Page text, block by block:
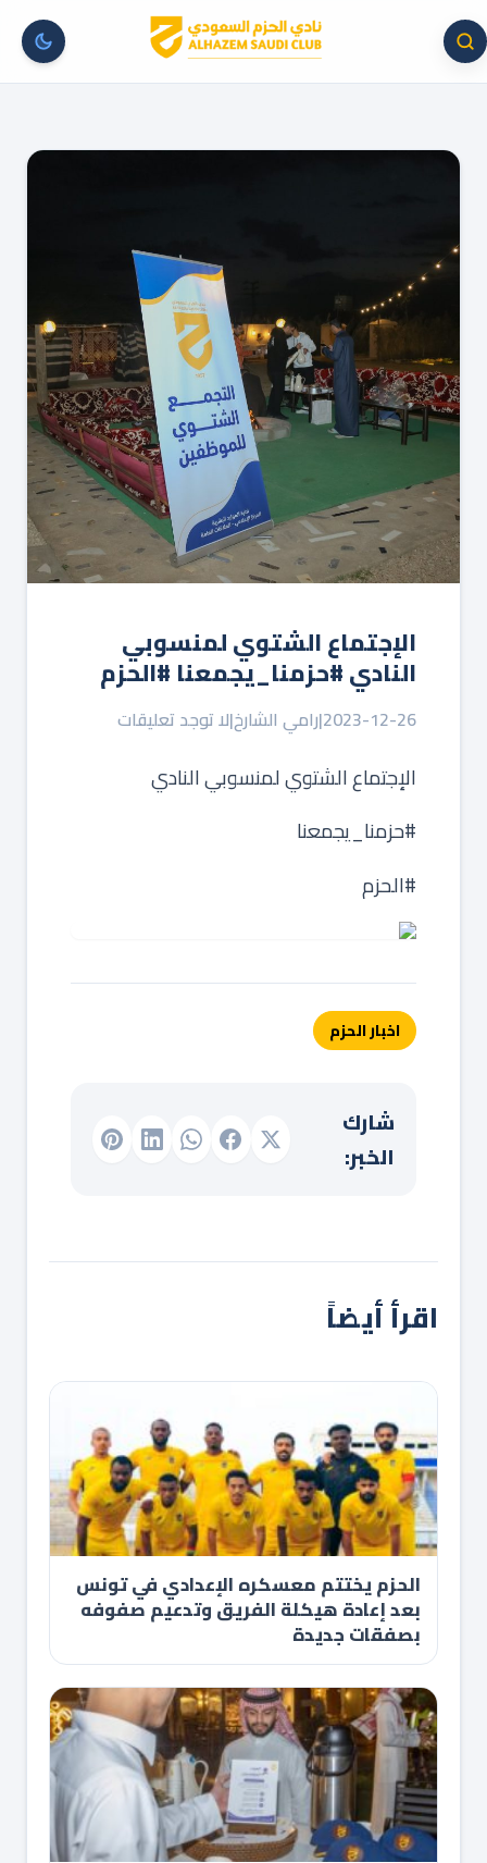
‏الإجتماع الشتوي لمنسوبي
النادي ‏⁧‫#حزمنا_يجمعنا‬⁩ ‏⁧‫#الحزم‬⁩
2023-12-26
|رامي الشارخ|لا توجد تعليقات
‏الإجتماع الشتوي لمنسوبي النادي
‏⁧‫#حزمنا_يجمعنا‬⁩
‏⁧‫#الحزم‬⁩
اخبار الحزم
شارك
الخبر:
اقرأ أيضاً
الحزم يختتم معسكره الإعدادي في تونس
بعد إعادة هيكلة الفريق وتدعيم صفوفه
بصفقات جديدة